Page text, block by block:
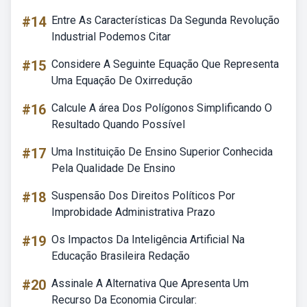
#14 Entre As Características Da Segunda Revolução
Industrial Podemos Citar
#15 Considere A Seguinte Equação Que Representa
Uma Equação De Oxirredução
#16 Calcule A área Dos Polígonos Simplificando O
Resultado Quando Possível
#17 Uma Instituição De Ensino Superior Conhecida
Pela Qualidade De Ensino
#18 Suspensão Dos Direitos Políticos Por
Improbidade Administrativa Prazo
#19 Os Impactos Da Inteligência Artificial Na
Educação Brasileira Redação
#20 Assinale A Alternativa Que Apresenta Um
Recurso Da Economia Circular: